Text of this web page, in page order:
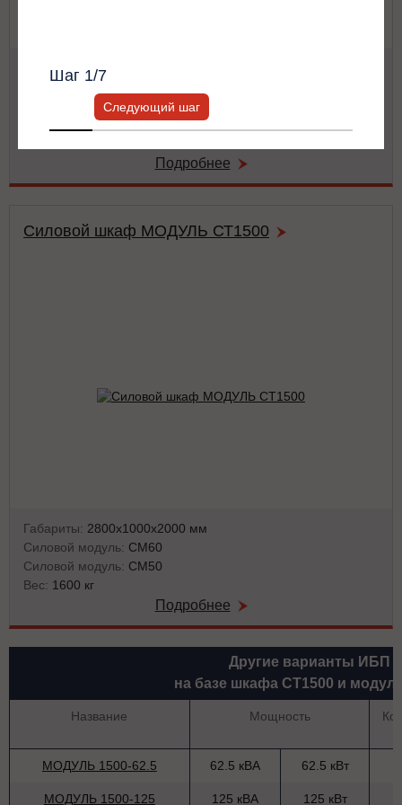
Мощность:62.5 кВА / 62.5 кВт
Число фаз на (вход/выход):3/3
486x743x174 мм
Подробнее
Силовой шкаф МОДУЛЬ СТ1500
Габариты: 2800х1000х2000 мм
Силовой модуль: СМ60
Силовой модуль: СМ50
Вес: 1600 кг
Подробнее
Другие варианты ИБП
на базе шкафа СТ1500 и
Название Мощность
МОДУЛЬ 1500-62.5 62.5 кВА 62.5 кВт
МОДУЛЬ 1500-125 125 кВА 125 кВт
Шаг 1/7
Следующий шаг